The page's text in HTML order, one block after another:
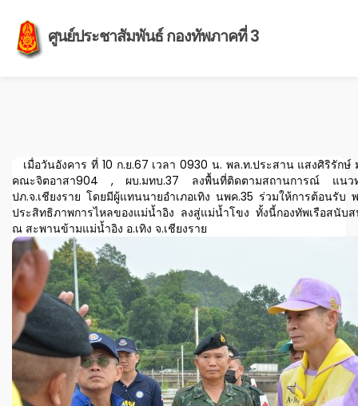
ศูนย์ประชาสัมพันธ์ กองทัพภาคที่ 3
เมื่อวันอังคาร ที่ 10 ก.ย.67 เวลา 0930 น. พล.ท.ประสาน แสงศิริรัก
คณะจิตอาสา904 , ผบ.มทบ.37 ลงพื้นที่ติดตามสถานการณ์ แนวท
ปภ.จ.เชียงราย โดยมีผู้แทนนายอำเภอเทิง นพค.35 ร่วมให้การต้อนรับ
ประสิทธิภาพการไหลของแม่น้ำอิง ลงสู่แม่น้ำโขง ทั้งนี้กองทัพเรือสนั
ณ สะพานข้ามแม่น้ำอิง อ.เทิง จ.เชียงราย